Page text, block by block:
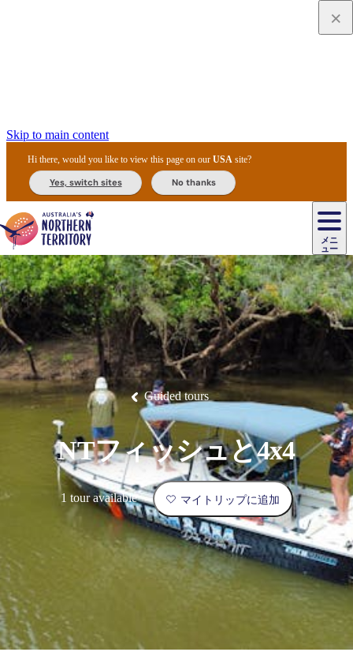
Skip to main content
Hi there, would you like to view this page on ourUSA site?
Yes, switch sites No thanks
メニ
ュー
メ
イ
ン
ナ
ビ
ゲ
ー
シ
ョ
ン
エ
ア
最
も
人
気
が
高
い
場
所
ア
ー
ズ
ロ
ッ
ク
ダ
ー
ウ
ィ
ン
リ
ス
ス
プ
リ
ン
グ
ズ
カ
カ
ド
ゥ
国
立
公
園
チ
フ
ィ
ー
ル
ド
国
立
公
園
ワ
タ
ル
カ
国
立
公
園
テ
ィ
諸
島
ニ
ト
ミ
ル
ク
国
立
公
園
ル
ル
/
デ
ビ
ル
ズ・
マ
ル
ズ
保
護
区
ジ
ジ
ャ/
ウ
ェ
ス
ト
マ
ク
ド
ネ
ル
国
立
公
園
体
験
旅
行
住
民
文
化
体
験
ド
＆
ド
リ
ン
ク
ィ
バ
ル
と
イ
ベ
ン
ト
ア・
ア
ク
テ
ィ
ビ
テ
ィ
自
然
と
野
生
生
物
歴
史
と
伝
統
釣
り
ラ
グ
ジ
ュ
ア
リ
ー
な
体
験
キ
ャ
ン
ピ
ン
グ
ラ
ン
ピ
ン
グ
旅
の
コ
ツ
計
画
と
予
約
宿
泊
施
設
ド
同
行
ツ
ア
ー
通
機
関
＆
レ
ン
タ
ル
プ
ラ
ン
＆
オ
フ
ァ
ー
Guided tours
NTフィッシュと4x4
1 tour available マイトリップに追加